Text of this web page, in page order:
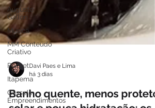
Augusto
Gallon
Música
MM Conteúdo
Criativo
Pocket
Itapema
Gessele
Empreendimentos
há 3 dias